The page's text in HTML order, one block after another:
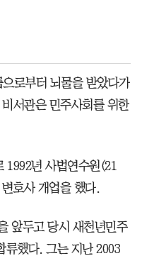
로부터 뇌물을 받았다가
서관은 민주사회를 위한
1992년 사법연수원(21
호사 개업을 했다.
앞두고 당시 새천년민주
류했다. 그는 지난 2003